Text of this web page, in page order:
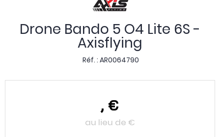
Drone Bando 5 O4 Lite 6S -
Axisflying
Réf. : AR0064790
, €
au lieu de €